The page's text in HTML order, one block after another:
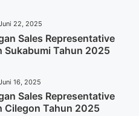
22, 2025
Sales Representative
Sukabumi Tahun 2025
16, 2025
Sales Representative
Cilegon Tahun 2025